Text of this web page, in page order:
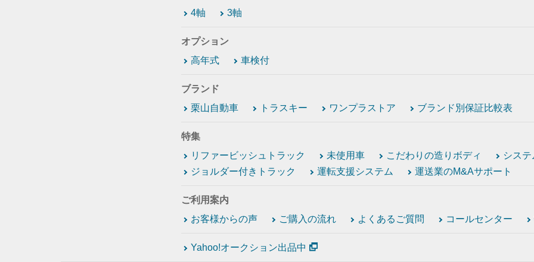
4軸
3軸
オプション
高年式
車検付
ブランド
栗山自動車
トラスキー ワンプラストア ブランド別保証比較表
特集
リファービッシュトラック
未使用車 こだわりの造りボディ
シス
ジョルダー付きトラック
運転支援システム 運送業のM&Aサポート
ご利用案内
お客様からの声
ご購入の流れ よくあるご質問 コールセンター
Yahoo!オークション出品中